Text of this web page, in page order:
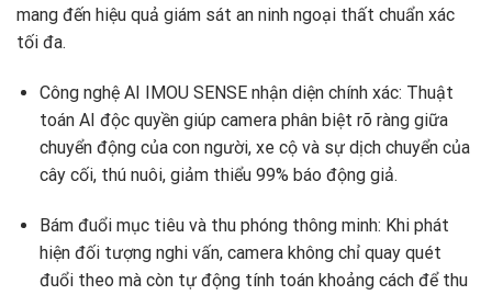
mang đến hiệu quả giám sát an ninh ngoại thất chuẩn xác
tối đa.
Công nghệ AI IMOU SENSE nhận diện chính xác: Thuật
toán AI độc quyền giúp camera phân biệt rõ ràng giữa
chuyển động của con người, xe cộ và sự dịch chuyển của
cây cối, thú nuôi, giảm thiểu 99% báo động giả.
Bám đuổi mục tiêu và thu phóng thông minh: Khi phát
hiện đối tượng nghi vấn, camera không chỉ quay quét
đuổi theo mà còn tự động tính toán khoảng cách để thu